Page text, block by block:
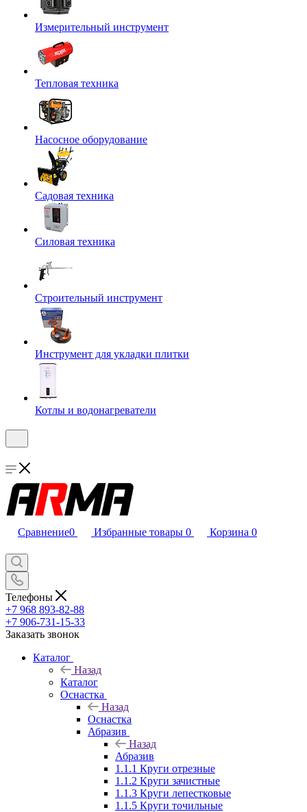
Измерительный инструмент
Тепловая техника
Насосное оборудование
Садовая техника
Силовая техника
Строительный инструмент
Инструмент для укладки плитки
Котлы и водонагреватели
Сравнение0 Избранные товары 0 Корзина 0
Телефоны
+7 968 893-82-88
+7 906-731-15-33
Заказать звонок
Каталог
Назад
Каталог
Оснастка
Назад
Оснастка
Абразив
Назад
Абразив
1.1.1 Круги отрезные
1.1.2 Круги зачистные
1.1.3 Круги лепестковые
1.1.5 Круги точильные